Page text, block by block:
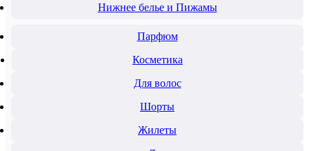
Нижнее белье и Пижамы
Парфюм
Косметика
Для волос
Шорты
Жилеты